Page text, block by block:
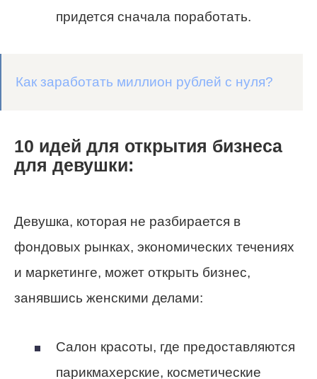
придется сначала поработать.
Как заработать миллион рублей с нуля?
10 идей для открытия бизнеса
для девушки:
Девушка, которая не разбирается в
фондовых рынках, экономических течениях
и маркетинге, может открыть бизнес,
занявшись женскими делами:
Салон красоты, где предоставляются
парикмахерские, косметические